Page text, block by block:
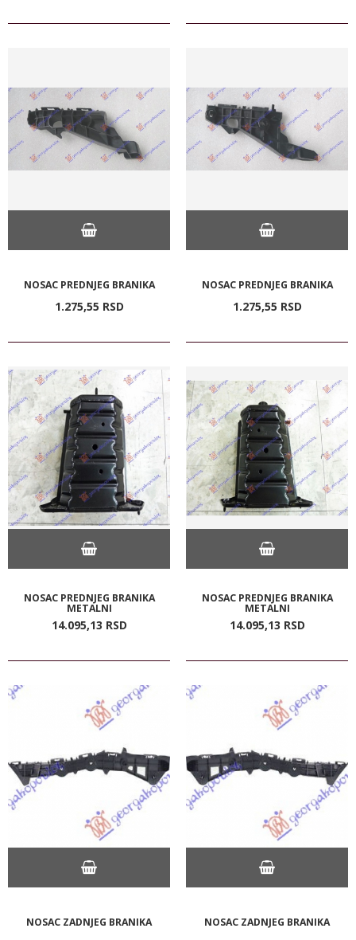
NOSAC PREDNJEG BRANIKA
1.275,55 RSD
NOSAC PREDNJEG BRANIKA
1.275,55 RSD
NOSAC PREDNJEG BRANIKA
METALNI
14.095,13 RSD
NOSAC PREDNJEG BRANIKA
METALNI
14.095,13 RSD
NOSAC ZADNJEG BRANIKA NOSAC ZADNJEG BRANIKA